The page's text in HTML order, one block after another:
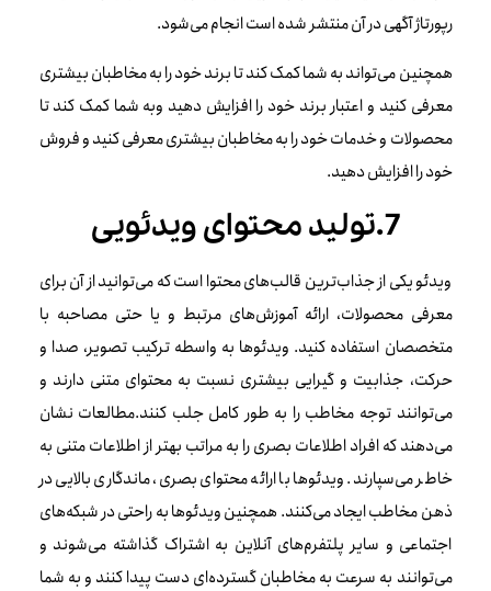
رپورتاژ آگهی در آن منتشر شده است انجام می‌شود.
همچنین می‌تواند به شما کمک کند تا برند خود را به مخاطبان بیشتری
معرفی کنید و اعتبار برند خود را افزایش دهید وبه شما کمک کند تا
محصولات و خدمات خود را به مخاطبان بیشتری معرفی کنید و فروش
خود را افزایش دهید.
7.تولید محتوای ویدئویی
ویدئو یکی از جذاب‌ترین قالب‌های محتوا است که می‌توانید از آن برای
معرفی محصولات، ارائه آموزش‌های مرتبط و یا حتی مصاحبه با
متخصصان استفاده کنید. ویدئوها به واسطه ترکیب تصویر، صدا و
حرکت، جذابیت و گیرایی بیشتری نسبت به محتوای متنی دارند و
می‌توانند توجه مخاطب را به طور کامل جلب کنند.مطالعات نشان
می‌دهند که افراد اطلاعات بصری را به مراتب بهتر از اطلاعات متنی به
خاطر می‌سپارند. ویدئوها با ارائه محتوای بصری، ماندگاری بالایی در
ذهن مخاطب ایجاد می‌کنند. همچنین ویدئوها به راحتی در شبکه‌های
اجتماعی و سایر پلتفرم‌های آنلاین به اشتراک گذاشته می‌شوند و
می‌توانند به سرعت به مخاطبان گسترده‌ای دست پیدا کنند و به شما